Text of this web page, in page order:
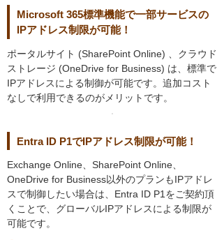
Microsoft 365標準機能で一部サービスの
IPアドレス制限が可能！
ポータルサイト (SharePoint Online) 、クラウド
ストレージ (OneDrive for Business) は、標準で
IPアドレスによる制御が可能です。追加コスト
なしで利用できるのがメリットです。
Entra ID P1でIPアドレス制限が可能！
Exchange Online、SharePoint Online、
OneDrive for Business以外のプランもIPアドレ
スで制御したい場合は、Entra ID P1をご契約頂
くことで、グローバルIPアドレスによる制限が
可能です。